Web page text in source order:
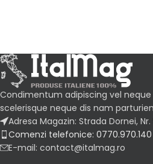
Condimentum adipiscing vel
scelerisque neque dis nam
Adresa Magazin: Strada Dornei, Nr.
Comenzi telefonice: 0770.970.140
E-mail: contact@italmag.ro